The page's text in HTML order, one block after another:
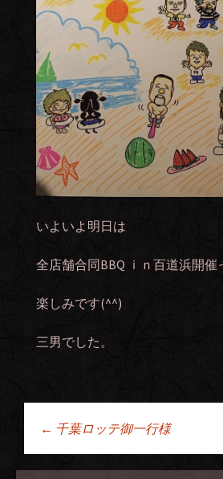
いよいよ明日は
全店舗合同BBQ ｉｎ百道浜開催
楽しみです(^^)
三男でした。
投稿ナビ
← 千葉ロッテ御一行様